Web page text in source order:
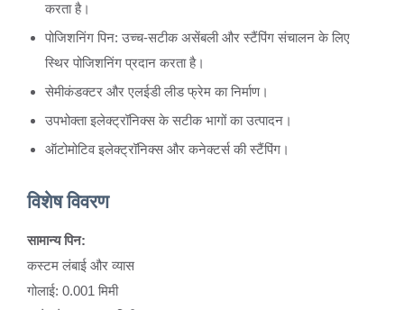
करता है।
पोजिशनिंग पिन: उच्च-सटीक असेंबली और स्टैंपिंग संचालन के लिए
स्थिर पोजिशनिंग प्रदान करता है।
सेमीकंडक्टर और एलईडी लीड फ्रेम का निर्माण।
उपभोक्ता इलेक्ट्रॉनिक्स के सटीक भागों का उत्पादन।
ऑटोमोटिव इलेक्ट्रॉनिक्स और कनेक्टर्स की स्टैंपिंग।
विशेष विवरण
सामान्य पिन:
कस्टम लंबाई और व्यास
गोलाई: 0.001 मिमी